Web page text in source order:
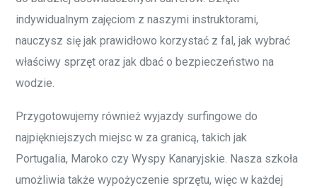
indywidualnym zajęciom z naszymi instruktorami,
nauczysz się jak prawidłowo korzystać z fal, jak wybrać
właściwy sprzęt oraz jak dbać o bezpieczeństwo na
wodzie.
Przygotowujemy również wyjazdy surfingowe do
najpiękniejszych miejsc w za granicą, takich jak
Portugalia, Maroko czy Wyspy Kanaryjskie. Nasza szkoła
umożliwia także wypożyczenie sprzętu, więc w każdej